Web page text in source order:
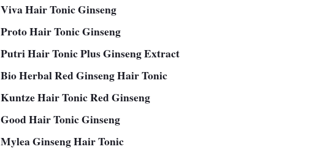
Viva Hair Tonic Ginseng
Proto Hair Tonic Ginseng
Putri Hair Tonic Plus Ginseng Extract
Bio Herbal Red Ginseng Hair Tonic
Kuntze Hair Tonic Red Ginseng
Good Hair Tonic Ginseng
Mylea Ginseng Hair Tonic